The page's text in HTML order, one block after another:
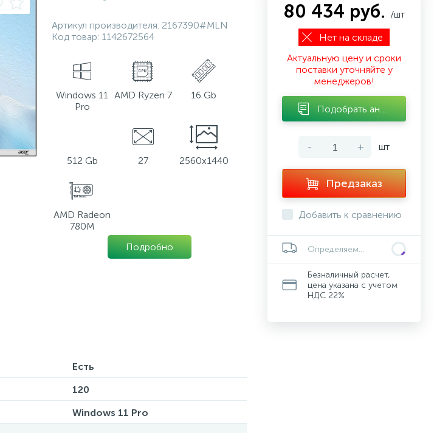
Артикул производителя: 2167390#MLN
Код товар: 1142672564
Windows 11
Pro
AMD Ryzen 7 16 Gb
512 Gb 27 2560x1440
AMD Radeon
780M
Подробно
Есть
120
Windows 11 Pro
80 434 руб. /шт
Нет на складе
Актуальную цену и сроки
поставки уточняйте у
менеджеров!
- + шт
Предзаказ
Добавить к сравнению
Определяем...
Безналичный расчет,
цена указана с учетом
НДС 22%